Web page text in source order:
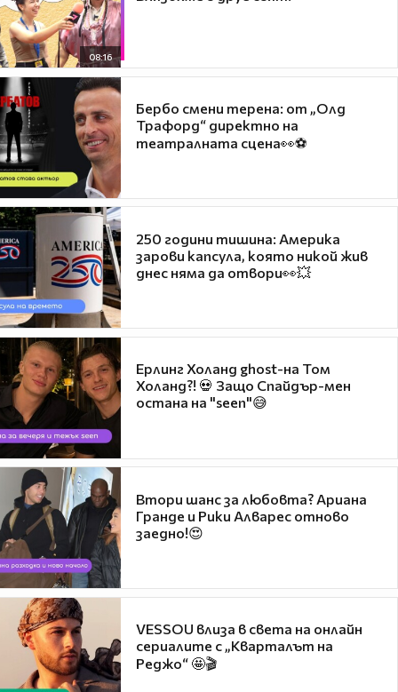
08:16
Бербо смени терена: от „Олд
Трафорд“ директно на
театралната сцена👀⚽
250 години тишина: Америка
зарови капсула, която никой жив
днес няма да отвори👀💥
Ерлинг Холанд ghost-на Том
Холанд?! 💀 Защо Спайдър-мен
остана на "seen"😅
Втори шанс за любовта? Ариана
Гранде и Рики Алварес отново
заедно!😍
VESSOU влиза в света на онлайн
сериалите с „Кварталът на
Реджо“ 🤩🎬